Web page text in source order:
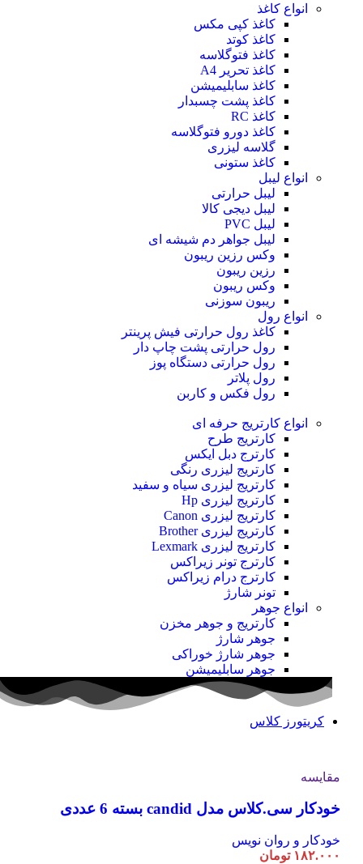
انواع کاغذ
کاغذ کپی مکس
کاغذ کوتد
کاغذ فتوگلاسه
کاغذ تحریر A4
کاغذ سابلیمیشن
کاغذ پشت چسبدار
کاغذ RC
کاغذ دورو فتوگلاسه
گلاسه لیزری
کاغذ ستونی
انواع لیبل
لیبل حرارتی
لیبل دیجی کالا
لیبل PVC
لیبل جواهر دم شیشه ای
وکس رزین ریبون
رزین ریبون
وکس ریبون
ریبون سوزنی
انواع رول
کاغذ رول حرارتی فیش پرینتر
رول حرارتی پشت چاپ دار
رول حرارتی دستگاه پوز
رول پلاتر
رول فکس و کاربن
انواع کارتریج حرفه ای
کارتریج طرح
کارترج دبل ایکس
کارتریج لیزری رنگی
کارتریج لیزری سیاه و سفید
کارتریج لیزری Hp
کارتریج لیزری Canon
کارتریج لیزری Brother
کارتریج لیزری Lexmark
کارترج تونر زیراکس
کارترج درام زیراکس
تونر شارژ
انواع جوهر
کارتریج و جوهر مخزن
جوهر شارژ
جوهر شارژ خوراکی
جوهر سابلیمیشن
کریتورز کلاس
مقایسه
خودکار سی.کلاس مدل candid بسته 6 عددی
خودکار و روان نویس
۱۸۲.۰۰۰ تومان